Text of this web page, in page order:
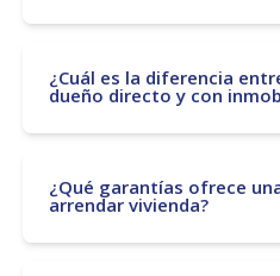
¿Cuál es la diferencia
dueño directo y con
¿Qué garantías ofrece
arrendar vivienda?